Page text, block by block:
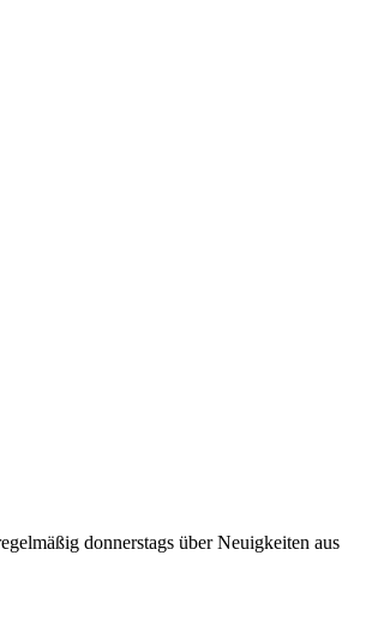
donnerstags über Neuigkeiten aus